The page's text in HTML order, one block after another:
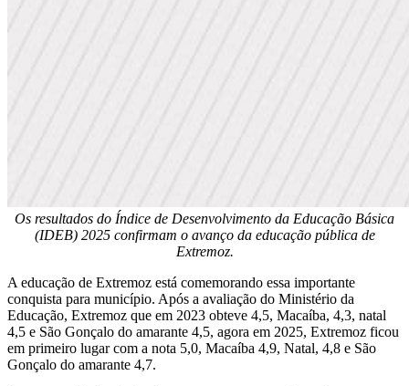
Os resultados do Índice de Desenvolvimento da Educação Básica
(IDEB) 2025 confirmam o avanço da educação pública de
Extremoz.
A educação de Extremoz está comemorando essa importante
conquista para município. Após a avaliação do Ministério da
Educação, Extremoz que em 2023 obteve 4,5, Macaíba, 4,3, natal
4,5 e São Gonçalo do amarante 4,5, agora em 2025, Extremoz ficou
em primeiro lugar com a nota 5,0, Macaíba 4,9, Natal, 4,8 e São
Gonçalo do amarante 4,7.